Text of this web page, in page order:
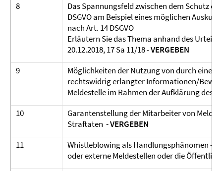
8
Das Spannungsfeld zwischen dem Schutz
DSGVO am Beispiel eines möglichen
nach Art. 14 DSGVO
Erläutern Sie das Thema anhand des
20.12.2018, 17 Sa 11/18 -VERGEBEN
9
Möglichkeiten der Nutzung von durch einen
rechtswidrig erlangter Informationen/
Meldestelle im Rahmen der Aufklärung des
10
Garantenstellung der Mitarbeiter von
Straftaten -VERGEBEN
11
Whistleblowing als Handlungsphänomen -
oder externe Meldestellen oder die